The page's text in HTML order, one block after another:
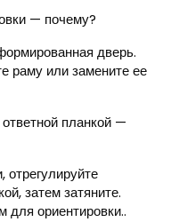
— почему?
дверь.
раму или замените ее
планкой —
отрегулируйте
затем затяните.
для ориентировки..